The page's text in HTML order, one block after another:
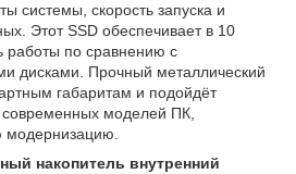
системы, скорость запуска и
Этот SSD обеспечивает в 10
работы по сравнению с
дисками. Прочный металлический
габаритам и подойдёт
современных моделей ПК,
модернизацию.
накопитель внутренний